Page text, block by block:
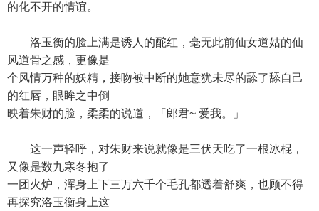
的化不开的情谊。
洛玉衡的脸上满是诱人的酡红，毫无此前仙女道姑的仙
风道骨之感，更像是
个风情万种的妖精，接吻被中断的她意犹未尽的舔了舔自己
的红唇，眼眸之中倒
映着朱财的脸，柔柔的说道，「郎君~ 爱我。」
这一声轻呼，对朱财来说就像是三伏天吃了一根冰棍，
又像是数九寒冬抱了
一团火炉，浑身上下三万六千个毛孔都透着舒爽，也顾不得
再探究洛玉衡身上这